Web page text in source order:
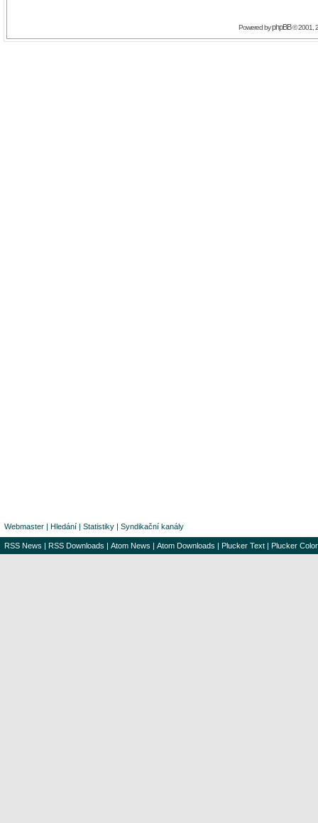
Powered byphpBB© 2001,
Webmaster | Hledání | Statistiky | Syndikační kanály
RSS News | RSS Downloads | Atom News | Atom Downloads | Plucker Text | Plucker Color